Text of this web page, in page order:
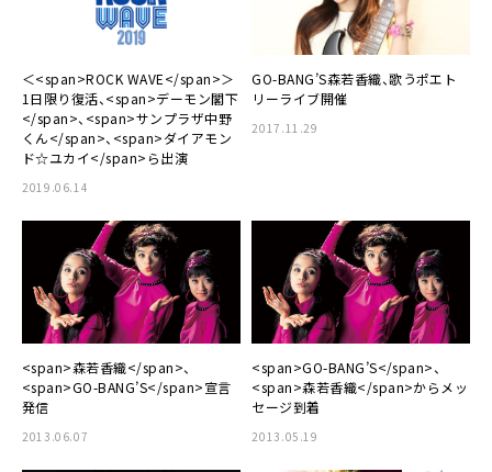
＜<span>ROCK WAVE</span>＞
1日限り復活、<span>デーモン閣下
</span>、<span>サンプラザ中野
くん</span>、<span>ダイアモン
ド☆ユカイ</span>ら出演
2019.06.14
GO-BANG’S森若香織、歌うポエト
リーライブ開催
2017.11.29
<span>森若香織</span>、
<span>GO-BANG’S</span>宣言
発信
2013.06.07
<span>GO-BANG’S</span>、
<span>森若香織</span>からメッ
セージ到着
2013.05.19